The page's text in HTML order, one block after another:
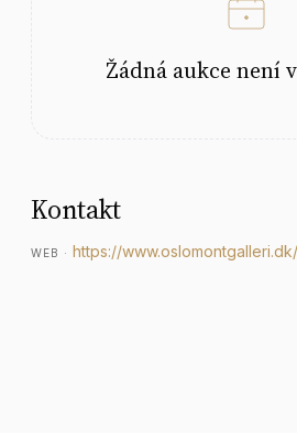
Žádná aukce není
Kontakt
WEB · https://www.oslomontgalleri.dk/